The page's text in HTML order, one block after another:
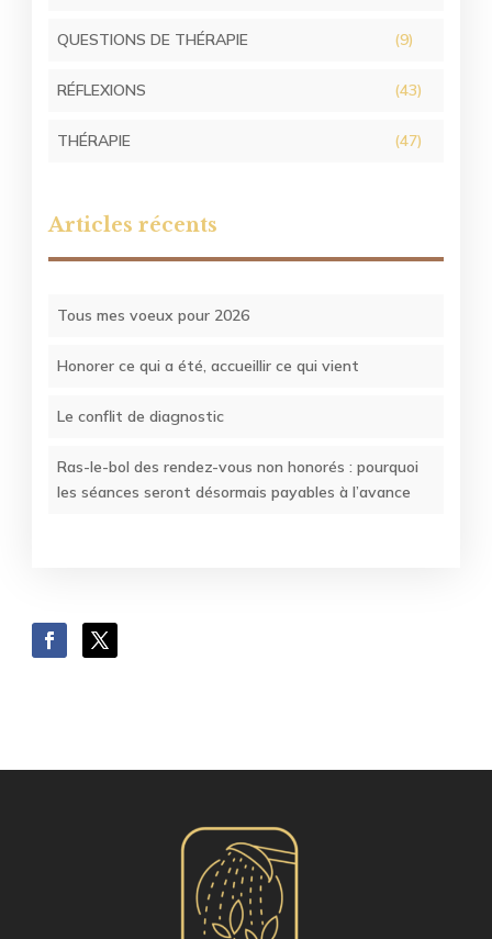
QUESTIONS DE THÉRAPIE (9)
RÉFLEXIONS (43)
THÉRAPIE (47)
Articles récents
Tous mes voeux pour 2026
Honorer ce qui a été, accueillir ce qui vient
Le conflit de diagnostic
Ras-le-bol des rendez-vous non honorés : pourquoi
les séances seront désormais payables à l’avance